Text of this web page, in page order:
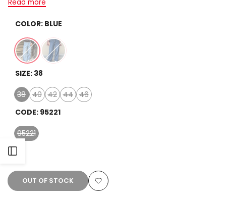
Read more
COLOR: BLUE
Variant
sold
out
Blue
Variant
sold
out
Dark
Blue
SIZE: 38
Variant
sold
out
38
Variant
sold
out
40
Variant
sold
out
42
Variant
44
Variant
46
CODE: 95221
Variant
95221
OUT OF STOCK
Add